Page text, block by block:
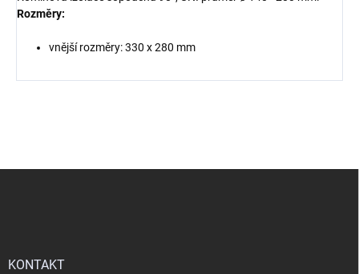
Rozměry:
vnější rozměry: 330 x 280 mm
KONTAKT